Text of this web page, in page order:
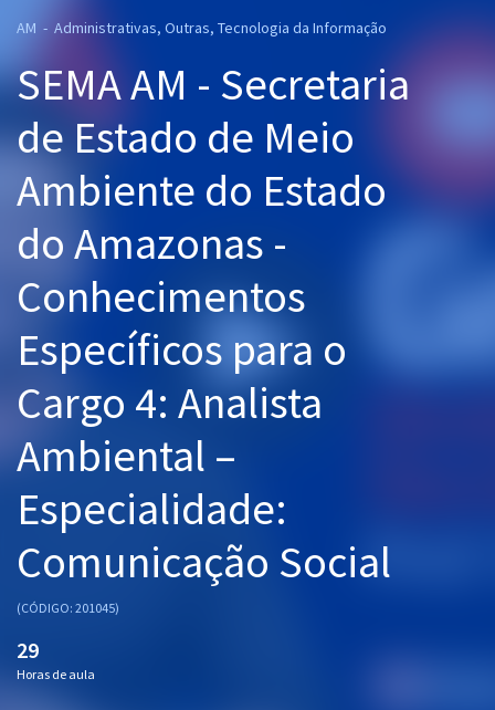
Cursos 20% OFF
Pós
Graduação
OAB
Mentorias
Questões grátis
Aprovados
Atendimento
AM - Administrativas, Outras, Tecnologia da Informação
SEMA AM - Secretaria
de Estado de Meio
Ambiente do Estado
do Amazonas -
Conhecimentos
Específicos para o
Cargo 4: Analista
Ambiental –
Especialidade:
Comunicação Social
(CÓDIGO: 201045)
29
Horas de aula